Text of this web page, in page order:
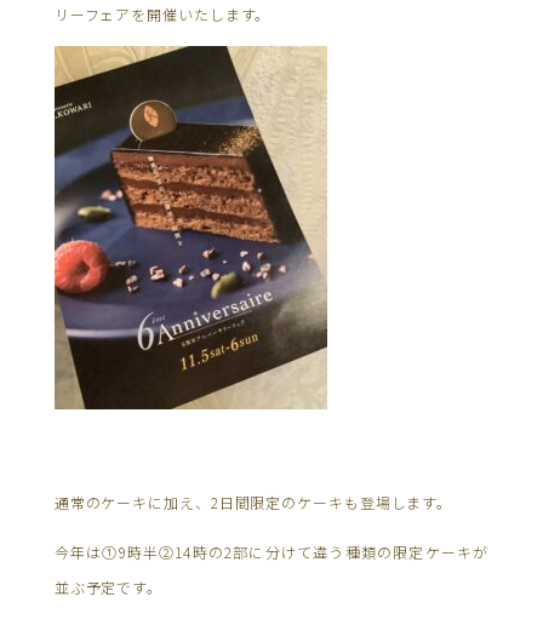
リーフェアを開催いたします。
通常のケーキに加え、2日間限定のケーキも登場します。
今年は①9時半②14時の2部に分けて違う種類の限定ケーキが
並ぶ予定です。